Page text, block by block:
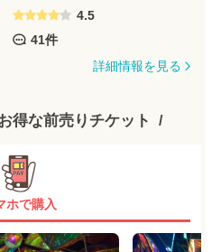
4.5
41件
詳細情報を見る
得な前売りチケット
ホで購入